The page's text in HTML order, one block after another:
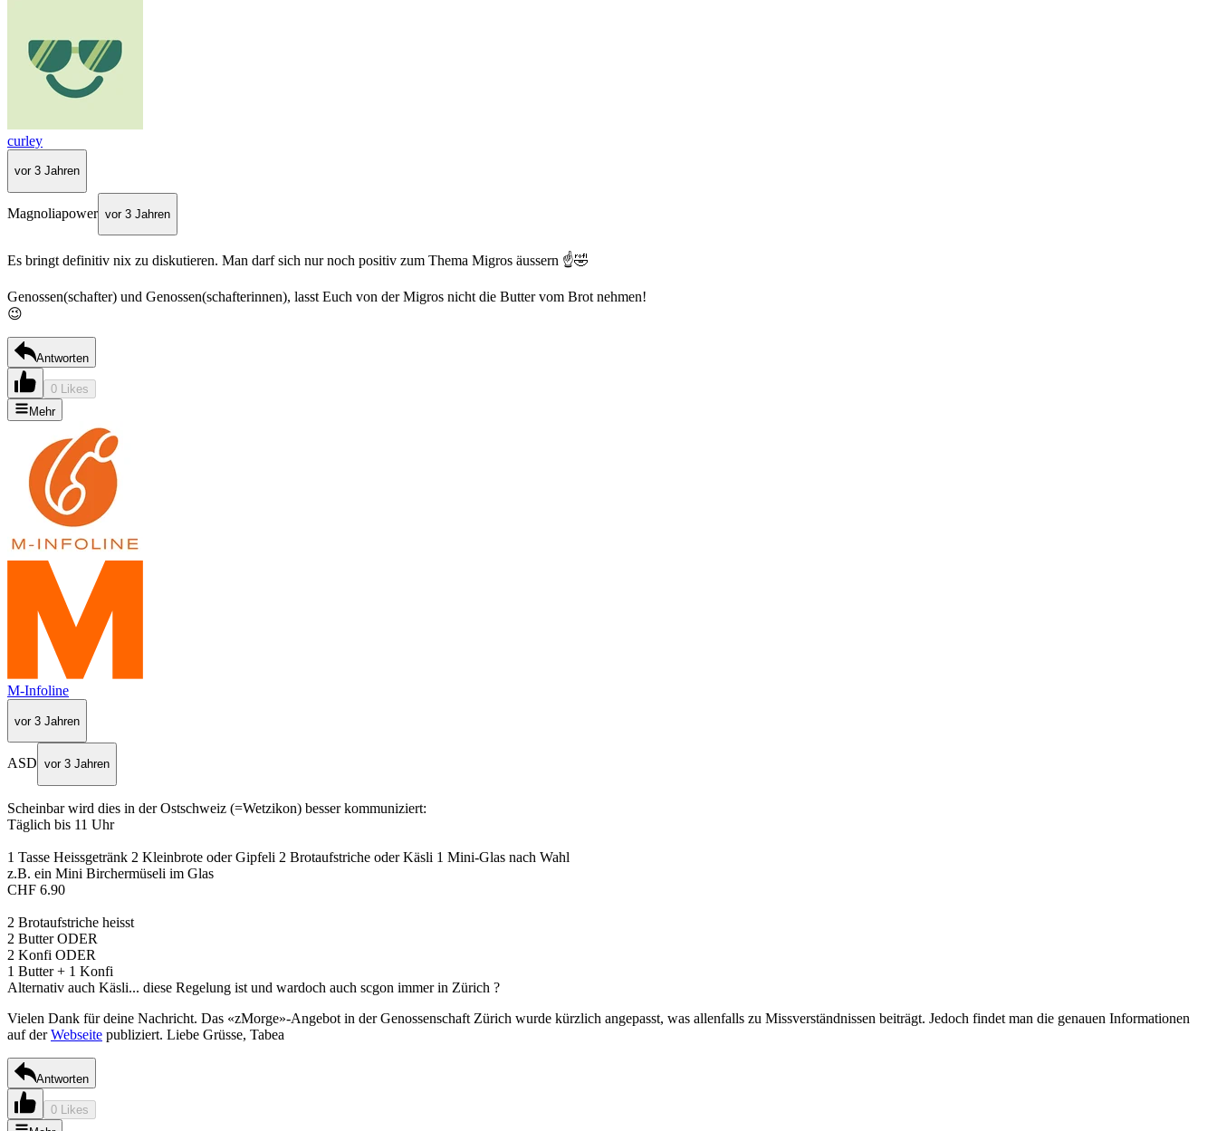
curley
vor 3 Jahren
Magnoliapower vor 3 Jahren
Es bringt definitiv nix zu diskutieren. Man darf sich nur noch positiv zum Thema Migros äussern ☝️🤣
Genossen(schafter) und Genossen(schafterinnen), lasst Euch von der Migros nicht die Butter vom Brot nehmen!
😉
Antworten
0 Likes
Mehr
M-Infoline
vor 3 Jahren
ASD vor 3 Jahren
Scheinbar wird dies in der Ostschweiz (=Wetzikon) besser kommuniziert:
Täglich bis 11 Uhr
1 Tasse Heissgetränk 2 Kleinbrote oder Gipfeli 2 Brotaufstriche oder Käsli 1 Mini-Glas nach Wahl
z.B. ein Mini Birchermüseli im Glas
CHF 6.90
2 Brotaufstriche heisst
2 Butter ODER
2 Konfi ODER
1 Butter + 1 Konfi
Alternativ auch Käsli... diese Regelung ist und wardoch auch scgon immer in Zürich ?
Vielen Dank für deine Nachricht. Das «zMorge»-Angebot in der Genossenschaft Zürich wurde kürzlich angepasst, was allenfalls zu Missverständnissen beiträgt. Jedoch findet man die genauen Informationen
auf derWebseite publiziert. Liebe Grüsse, Tabea
Antworten
0 Likes